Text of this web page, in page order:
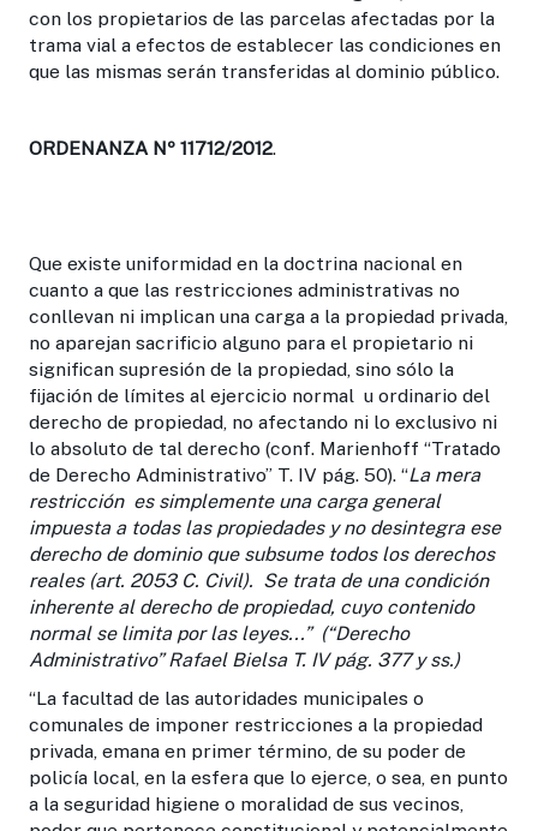
con los propietarios de las parcelas afectadas por la
trama vial a efectos de establecer las condiciones en
que las mismas serán transferidas al dominio público.
ORDENANZA Nº 11712/2012.
Que existe uniformidad en la doctrina nacional en
cuanto a que las restricciones administrativas no
conllevan ni implican una carga a la propiedad privada,
no aparejan sacrificio alguno para el propietario ni
significan supresión de la propiedad, sino sólo la
fijación de límites al ejercicio normal u ordinario del
derecho de propiedad, no afectando ni lo exclusivo ni
lo absoluto de tal derecho (conf. Marienhoff “Tratado
de Derecho Administrativo” T. IV pág. 50). “La mera
restricción es simplemente una carga general
impuesta a todas las propiedades y no desintegra ese
derecho de dominio que subsume todos los derechos
reales (art. 2053 C. Civil). Se trata de una condición
inherente al derecho de propiedad, cuyo contenido
normal se limita por las leyes...” (“Derecho
Administrativo” Rafael Bielsa T. IV pág. 377 y ss.)
“La facultad de las autoridades municipales o
comunales de imponer restricciones a la propiedad
privada, emana en primer término, de su poder de
policía local, en la esfera que lo ejerce, o sea, en punto
a la seguridad higiene o moralidad de sus vecinos,